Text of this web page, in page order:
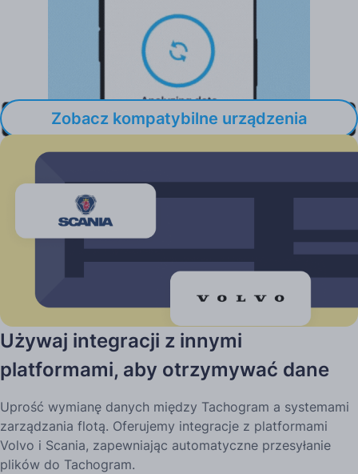
Zobacz kompatybilne urządzenia
Integracje z systemami zewnętrznymi
Używaj integracji z innymi
platformami, aby otrzymywać dane
Uprość wymianę danych między Tachogram a systemami
zarządzania flotą. Oferujemy integracje z platformami
Volvo i Scania, zapewniając automatyczne przesyłanie
plików do Tachogram.